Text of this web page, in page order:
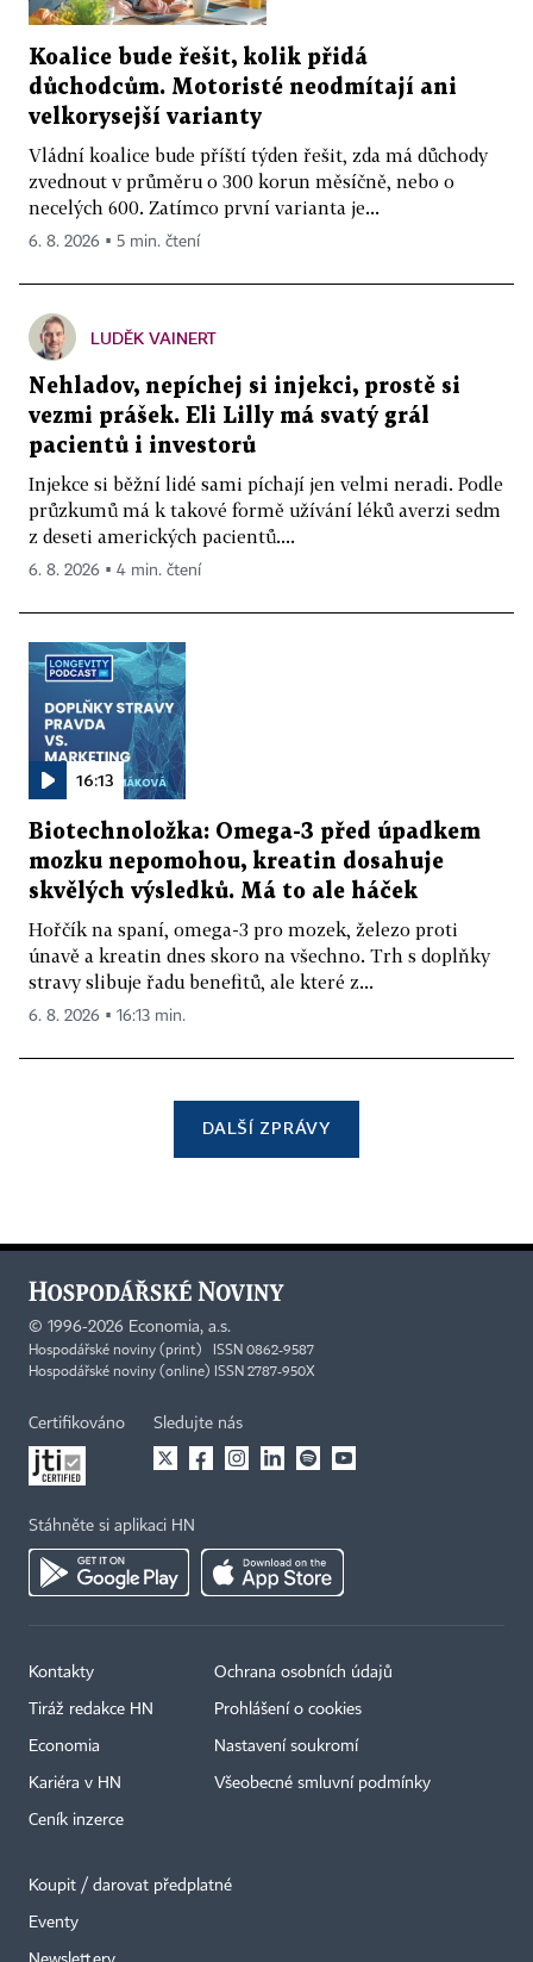
Koalice bude řešit, kolik přidá
důchodcům. Motoristé neodmítají ani
velkorysejší varianty
Vládní koalice bude příští týden řešit, zda má důchody
zvednout v průměru o 300 korun měsíčně, nebo o
necelých 600. Zatímco první varianta je...
6. 8. 2026 ▪ 5 min. čtení
LUDĚK VAINERT
Nehladov, nepíchej si injekci, prostě si
vezmi prášek. Eli Lilly má svatý grál
pacientů i investorů
Injekce si běžní lidé sami píchají jen velmi neradi. Podle
průzkumů má k takové formě užívání léků averzi sedm
z deseti amerických pacientů....
6. 8. 2026 ▪ 4 min. čtení
16:13
Biotechnoložka: Omega-3 před úpadkem
mozku nepomohou, kreatin dosahuje
skvělých výsledků. Má to ale háček
Hořčík na spaní, omega-3 pro mozek, železo proti
únavě a kreatin dnes skoro na všechno. Trh s doplňky
stravy slibuje řadu benefitů, ale které z...
6. 8. 2026 ▪ 16:13 min.
DALŠÍ ZPRÁVY
© 1996-2026 Economia, a.s.
Hospodářské noviny (print) ISSN 0862-9587
Hospodářské noviny (online) ISSN 2787-950X
Certifikováno Sledujte nás
Stáhněte si aplikaci HN
Kontakty
Tiráž redakce HN
Economia
Kariéra v HN
Ceník inzerce
Ochrana osobních údajů
Prohlášení o cookies
Nastavení soukromí
Všeobecné smluvní podmínky
Koupit / darovat předplatné
Eventy